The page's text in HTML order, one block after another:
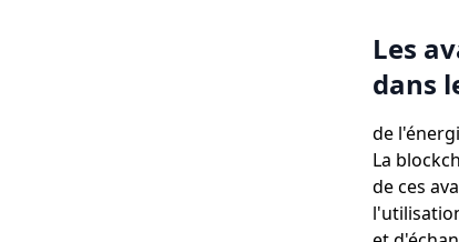
Les
dans
de
La
de ces